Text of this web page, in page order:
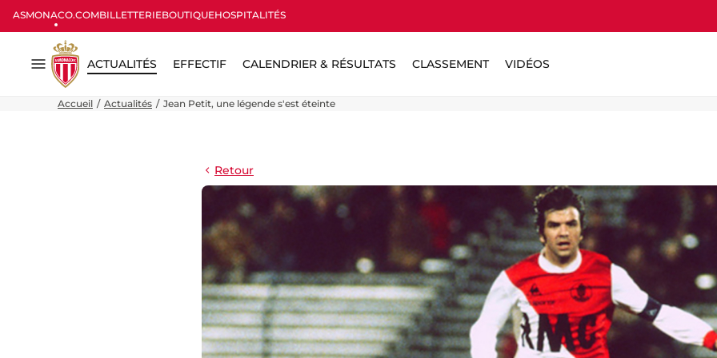
ASMONACO.COMBILLETTERIEBOUTIQUEHOSPITALITÉS
Menu
ACTUALITÉS EFFECTIF CALENDRIER & RÉSULTATS CLASSEMENT VIDÉOS
Accueil Actualités Jean Petit, une légende s'est éteinte
Retour